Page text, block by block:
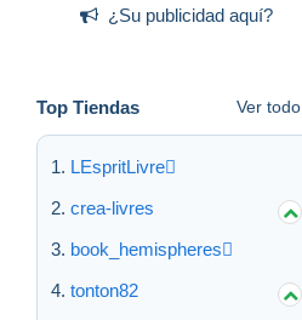
¿Su publicidad aquí?
Top Tiendas Ver todo
LEspritLivre
crea-livres
book_hemispheres
tonton82